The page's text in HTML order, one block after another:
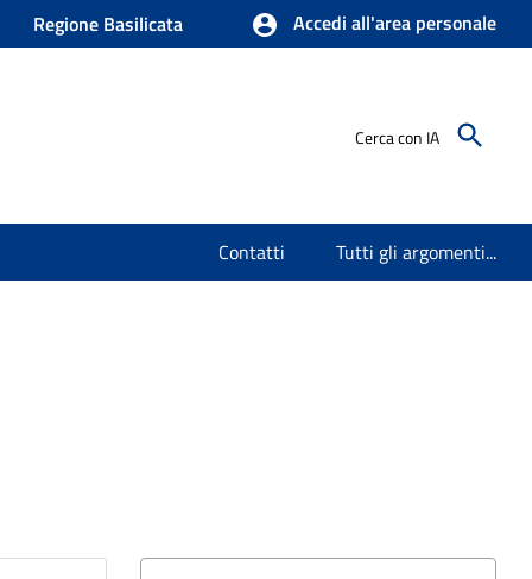
Regione Basilicata Accedi all'area personale
Cerca con IA
Contatti Tutti gli argomenti...